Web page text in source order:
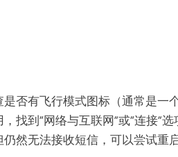
否有飞行模式图标（通常是一
找到“网络与互联网”或“连接”
然无法接收短信，可以尝试重